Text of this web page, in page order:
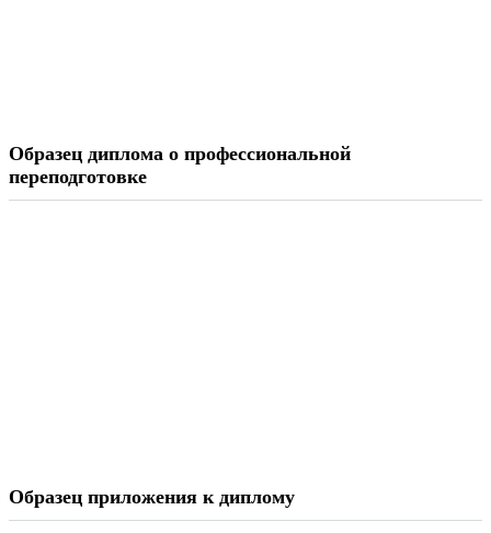
Образец диплома о профессиональной
переподготовке
Образец приложения к диплому